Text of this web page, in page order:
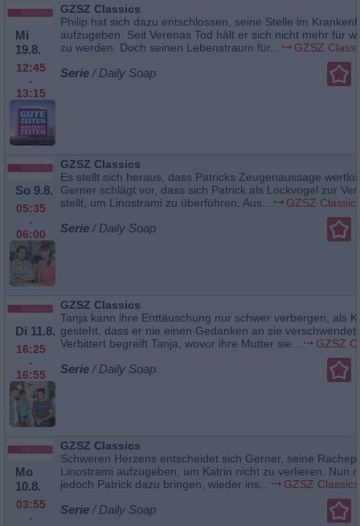
Mi
19.8.
12:45
-
13:15
GZSZ Classics
Philip hat sich dazu entschlossen, seine Stelle im
aufzugeben. Seit Verenas Tod hält er sich nicht mehr für
zu werden. Doch seinen Lebenstraum für...
GZSZ
Serie / Daily Soap
So 9.8.
05:35
-
06:00
GZSZ Classics
Es stellt sich heraus, dass Patricks Zeugenaussage
Gerner schlägt vor, dass sich Patrick als Lockvogel zur
stellt, um Linostrami zu überführen. Aus...
GZSZ
Serie / Daily Soap
Di 11.8.
16:25
-
16:55
GZSZ Classics
Tanja kann ihre Enttäuschung nur schwer verbergen, als
gesteht, dass er nie einen Gedanken an sie verschwendet
Verbittert begreift Tanja, wovor ihre Mutter sie...
GZSZ
Serie / Daily Soap
Mo
10.8.
03:55
-
GZSZ Classics
Schweren Herzens entscheidet sich Gerner, seine
Linostrami aufzugeben, um Katrin nicht zu verlieren. Nun
jedoch Patrick dazu bringen, wieder ins...
GZSZ Classics
Serie / Daily Soap